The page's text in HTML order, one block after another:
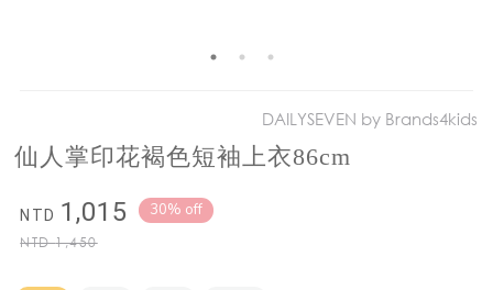
DAILYSEVEN by Brands4kids
仙人掌印花褐色短袖上衣86cm
NTD 1,015
NTD1,450
30% off